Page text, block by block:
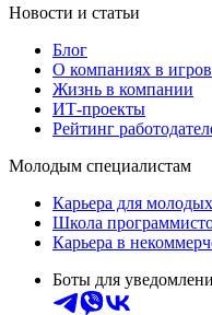
Новости и статьи
Блог
О компаниях в
Жизнь в компании
ИТ-проекты
Рейтинг
Молодым специалистам
Карьера для
Школа
Карьера в
Боты для